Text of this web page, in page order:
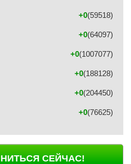
(59518)
+0
(64097)
+0
(1007077)
+0
(188128)
+0
(204450)
+0
(76625)
+0
СЕЙЧАС!